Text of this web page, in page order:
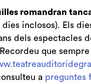
musical basada
artística, que
Veus - Cor Infantil
en les
per a obtenir un
romandran
dies inclosos). Els
dels espectacles
que
a preguntes